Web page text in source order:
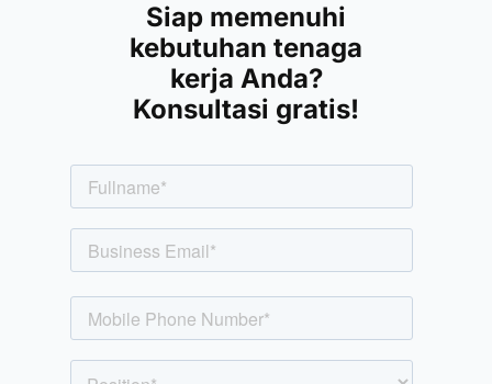
Siap memenuhi
kebutuhan tenaga
kerja Anda?
Konsultasi gratis!